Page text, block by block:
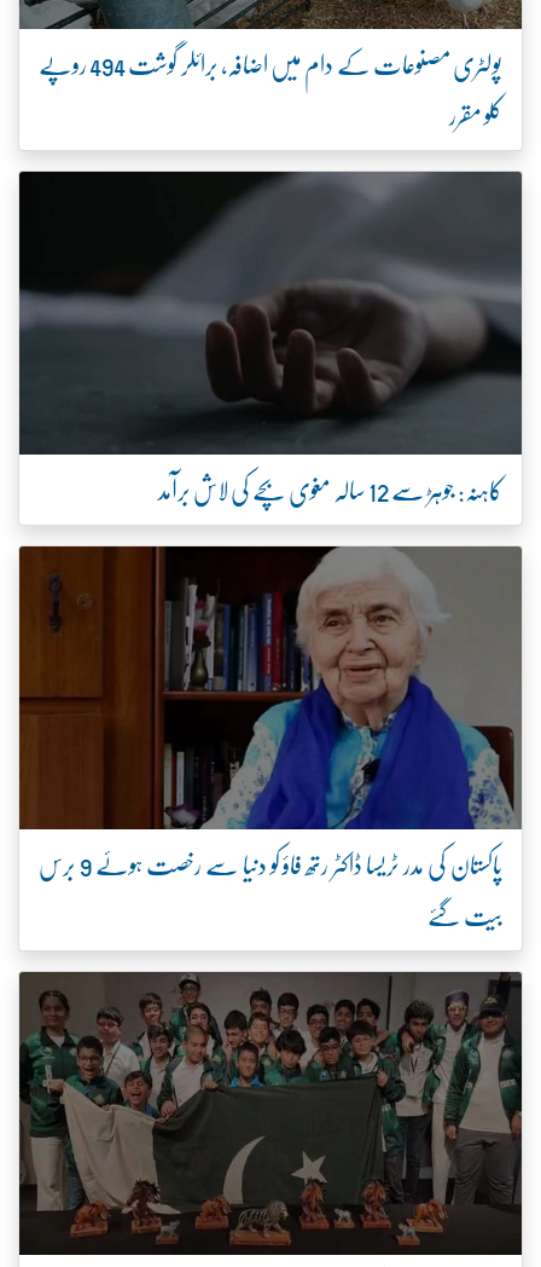
پولٹری مصنوعات کے دام میں اضافہ، برائلر گوشت 494 روپے
کلو مقرر
کاہنہ: جوہڑ سے 12 سالہ مغوی بچے کی لاش برآمد
پاکستان کی مدر ٹریسا ڈاکٹر رتھ فاؤ کو دنیا سے رخصت ہوئے 9 برس
بیت گئے